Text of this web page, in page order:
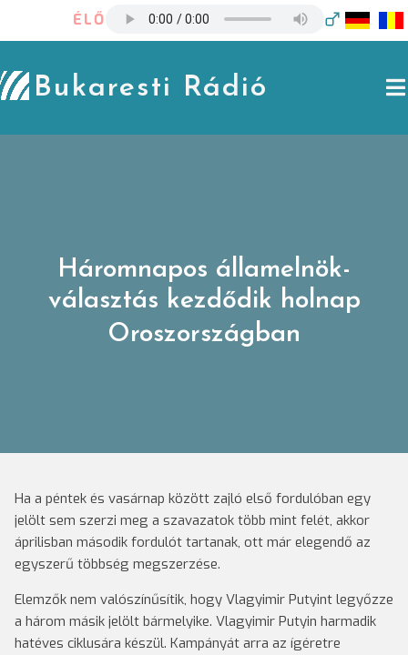
ÉLŐ
Bukaresti Rádió
Háromnapos államelnök-
választás kezdődik holnap
Oroszországban
Ha a péntek és vasárnap között zajló első fordulóban egy
jelölt sem szerzi meg a szavazatok több mint felét, akkor
áprilisban második fordulót tartanak, ott már elegendő az
egyszerű többség megszerzése.
Elemzők nem valószínűsítik, hogy Vlagyimir Putyint legyőzze
a három másik jelölt bármelyike. Vlagyimir Putyin harmadik
hatéves ciklusára készül. Kampányát arra az ígéretre